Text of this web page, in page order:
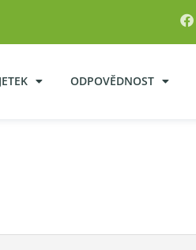
ODPOVĚDNOST